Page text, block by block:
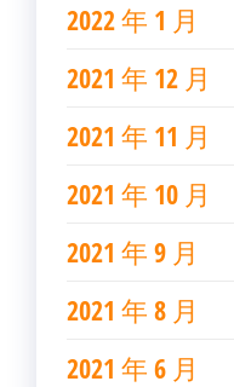
2022 年 1 月
2021 年 12 月
2021 年 11 月
2021 年 10 月
2021 年 9 月
2021 年 8 月
2021 年 6 月